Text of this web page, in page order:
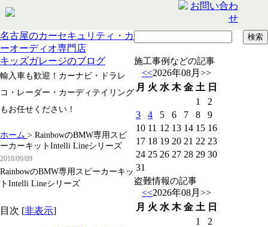
名古屋のカーセキュリティ・カ
ーオーディオ専門店
キッズガレージのブログ
輸入車も歓迎！カーナビ・ドラレ
コ・レーダー・カーディテイリング
もお任せください！
ホーム > RainbowのBMW専用スピ
ーカーキットIntelli Lineシリーズ
2018/09/09
RainbowのBMW専用スピーカーキッ
トIntelli Lineシリーズ
目次 [非表示]
施工事例などの記事
<<2026年08月 >>
月 火 水 木 金 土 日
1
2
3
4 5 6 7 8
9
10 11 12 13 14 15 16
17 18 19 20 21 22 23
24 25 26 27 28 29 30
31
盗難情報の記事
<<2026年08月 >>
月 火 水 木 金 土 日
1
2